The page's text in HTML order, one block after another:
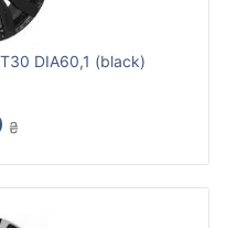
DIA60,1 (black)
₴